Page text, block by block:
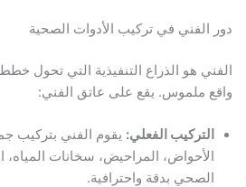
دور الفني في تركيب الأدوات الصحية
الفني هو الذراع التنفيذية التي تحول
واقع ملموس. يقع على عاتق الفني:
التركيب الفعلي: يقوم الفني بتركيب
الأحواض، المراحيض، سخانات
الصحي بدقة واحترافية.